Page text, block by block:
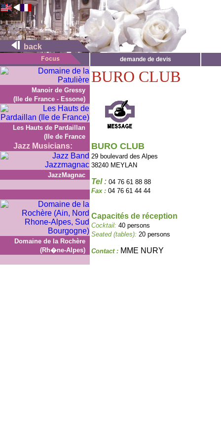
back
demande de devis
Manoir de Gressy
(Ile de France - Essone)
Les Hauts de Pardaillan
(Ile de France
Jazz Musicians:
JazzMagnac
Domaine de la Rochère
(Rh�ne-Alpes)
BURO CLUB
BURO CLUB
29 boulevard des Alpes
38240 MEYLAN
Tel : 04 76 61 88 88
Fax : 04 76 61 44 44
Capacités de réception
Cocktail: 40 persons
Seated (tables): 20 persons
Contact : MME NURY